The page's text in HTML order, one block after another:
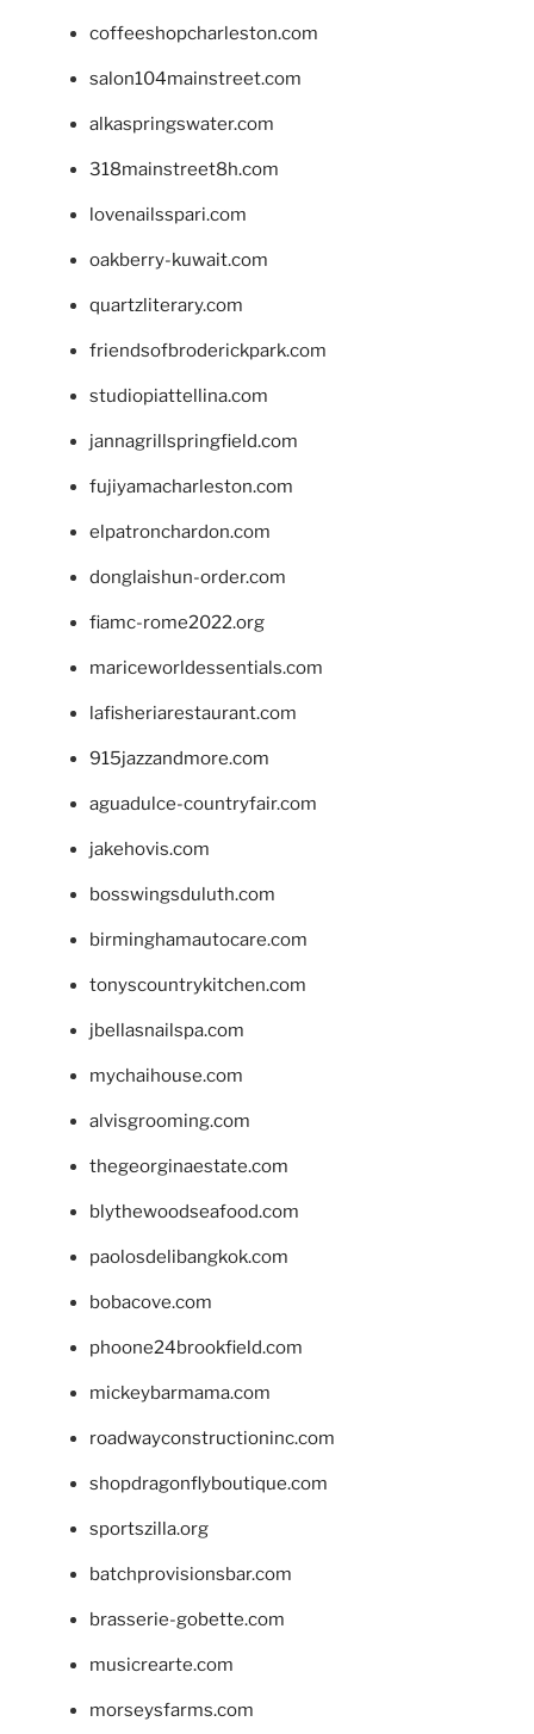
coffeeshopcharleston.com
salon104mainstreet.com
alkaspringswater.com
318mainstreet8h.com
lovenailsspari.com
oakberry-kuwait.com
quartzliterary.com
friendsofbroderickpark.com
studiopiattellina.com
jannagrillspringfield.com
fujiyamacharleston.com
elpatronchardon.com
donglaishun-order.com
fiamc-rome2022.org
mariceworldessentials.com
lafisheriarestaurant.com
915jazzandmore.com
aguadulce-countryfair.com
jakehovis.com
bosswingsduluth.com
birminghamautocare.com
tonyscountrykitchen.com
jbellasnailspa.com
mychaihouse.com
alvisgrooming.com
thegeorginaestate.com
blythewoodseafood.com
paolosdelibangkok.com
bobacove.com
phoone24brookfield.com
mickeybarmama.com
roadwayconstructioninc.com
shopdragonflyboutique.com
sportszilla.org
batchprovisionsbar.com
brasserie-gobette.com
musicrearte.com
morseysfarms.com